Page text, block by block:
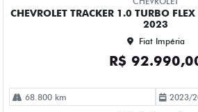
CHEVROLET TRACKER 1.0 TURBO
2023
Fiat Impéria
R$
68.800 km 2023/